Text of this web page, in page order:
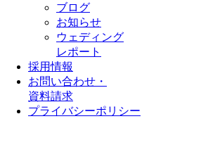
ブログ
お知らせ
ウェディング
レポート
採用情報
お問い合わせ・
資料請求
プライバシーポリシー